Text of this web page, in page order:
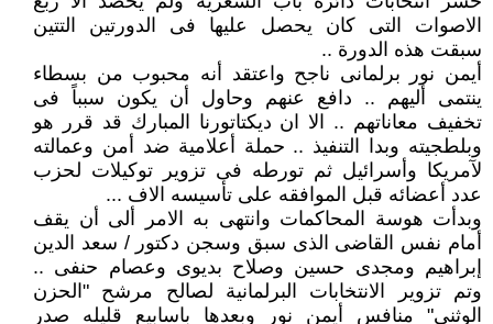
الاصوات التى كان يحصل عليها فى الدورتين التتين
سبقت هذه الدورة ..
أيمن نور برلمانى ناجح واعتقد أنه محبوب من بسطاء
ينتمى أليهم .. دافع عنهم وحاول أن يكون سبباً فى
تخفيف معاناتهم .. الا ان ديكتاتورنا المبارك قد قرر هو
وبلطجيته وبدا التنفيذ .. حملة أعلامية ضد أمن وعمالته
لآمريكا وأسرائيل ثم تورطه فى تزوير توكيلات لحزب
عدد أعضائه قبل الموافقه على تأسيسه الاف ...
وبدأت هوسة المحاكمات وانتهى به الامر ألى أن يقف
أمام نفس القاضى الذى سبق وسجن دكتور / سعد الدين
إبراهيم ومجدى حسين وصلاح بديوى وعصام حنفى ..
وتم تزوير الانتخابات البرلمانية لصالح مرشح "الحزن
الوثنى" منافس أيمن نور وبعدها باسابيع قليله صدر